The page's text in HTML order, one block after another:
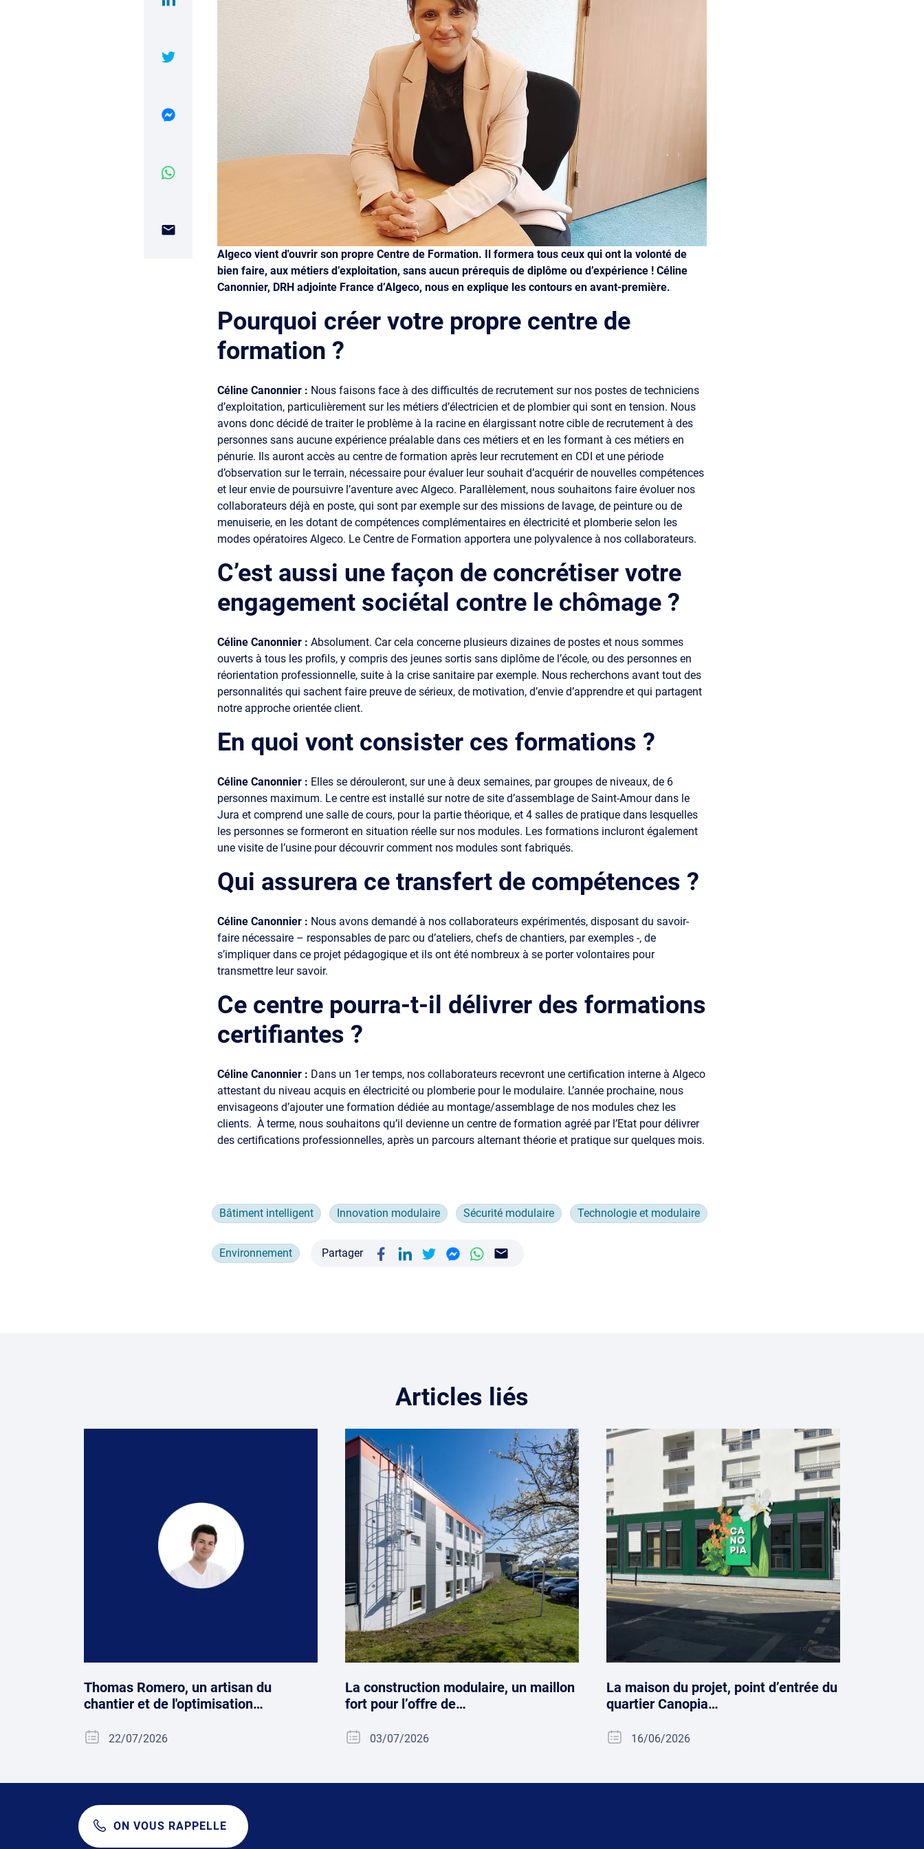
Algeco vient d'ouvrir son propre Centre de Formation. Il formera tous ceux qui ont la volonté de
bien faire, aux métiers d’exploitation, sans aucun prérequis de diplôme ou d’expérience ! Céline
Canonnier, DRH adjointe France d’Algeco, nous en explique les contours en avant-première.
Pourquoi créer votre propre centre de
formation ?
Céline Canonnier : Nous faisons face à des difficultés de recrutement sur nos postes de techniciens
d’exploitation, particulièrement sur les métiers d’électricien et de plombier qui sont en tension. Nous
avons donc décidé de traiter le problème à la racine en élargissant notre cible de recrutement à des
personnes sans aucune expérience préalable dans ces métiers et en les formant à ces métiers en
pénurie. Ils auront accès au centre de formation après leur recrutement en CDI et une période
d’observation sur le terrain, nécessaire pour évaluer leur souhait d’acquérir de nouvelles compétences
et leur envie de poursuivre l’aventure avec Algeco. Parallèlement, nous souhaitons faire évoluer nos
collaborateurs déjà en poste, qui sont par exemple sur des missions de lavage, de peinture ou de
menuiserie, en les dotant de compétences complémentaires en électricité et plomberie selon les
modes opératoires Algeco. Le Centre de Formation apportera une polyvalence à nos collaborateurs.
C’est aussi une façon de concrétiser votre
engagement sociétal contre le chômage ?
Céline Canonnier : Absolument. Car cela concerne plusieurs dizaines de postes et nous sommes
ouverts à tous les profils, y compris des jeunes sortis sans diplôme de l’école, ou des personnes en
réorientation professionnelle, suite à la crise sanitaire par exemple. Nous recherchons avant tout des
personnalités qui sachent faire preuve de sérieux, de motivation, d’envie d’apprendre et qui partagent
notre approche orientée client.
En quoi vont consister ces formations ?
Céline Canonnier : Elles se dérouleront, sur une à deux semaines, par groupes de niveaux, de 6
personnes maximum. Le centre est installé sur notre de site d’assemblage de Saint-Amour dans le
Jura et comprend une salle de cours, pour la partie théorique, et 4 salles de pratique dans lesquelles
les personnes se formeront en situation réelle sur nos modules. Les formations incluront également
une visite de l’usine pour découvrir comment nos modules sont fabriqués.
Qui assurera ce transfert de compétences ?
Céline Canonnier : Nous avons demandé à nos collaborateurs expérimentés, disposant du savoir-
faire nécessaire – responsables de parc ou d’ateliers, chefs de chantiers, par exemples -, de
s’impliquer dans ce projet pédagogique et ils ont été nombreux à se porter volontaires pour
transmettre leur savoir.
Ce centre pourra-t-il délivrer des formations
certifiantes ?
Céline Canonnier : Dans un 1er temps, nos collaborateurs recevront une certification interne à Algeco
attestant du niveau acquis en électricité ou plomberie pour le modulaire. L’année prochaine, nous
envisageons d’ajouter une formation dédiée au montage/assemblage de nos modules chez les
clients. À terme, nous souhaitons qu’il devienne un centre de formation agréé par l’Etat pour délivrer
des certifications professionnelles, après un parcours alternant théorie et pratique sur quelques mois.
Bâtiment intelligent Innovation modulaire Sécurité modulaire Technologie et modulaire
Environnement Partager
Articles liés
Thomas Romero, un artisan du
chantier et de l'optimisation…
22/07/2026
La construction modulaire, un maillon
fort pour l’offre de…
03/07/2026
La maison du projet, point d’entrée du
quartier Canopia…
16/06/2026
ON VOUS RAPPELLE